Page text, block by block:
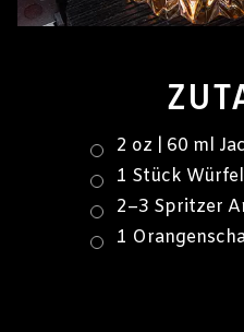
2 oz | 60 ml
1 Stück
2–3 Spritzer
1